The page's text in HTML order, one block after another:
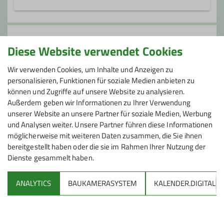
Ski-, Langlauf- und Schneeschuhtouren,
gehen rodeln, radeln oder auf
schwierig.Treffpunkt ist jeden Donnerstag
(außer an Feiertagen) ab 19.00 Uhr im
DAV-Haus: zum gemütlichen
Beisammensein, zum Besprechen der
Touren (siehe Programm) oder Planung
spontaner Aktionen nach Wetter- und
Schneelage.
Die Anmeldung zu den Touren erfolgt nur
über die Tourenleiter und nicht über das
Rucksackformular.
Die Tourenleiter kann man bei unseren
Gruppentreffen kennenlernen, man findet
Vom Einsteiger bis zum Single Trail
Könner ist bei uns alles geboten.
Kontakt aufnehmen
Anmeldung
Anmeldung und VB: 28. Mai im DAV-Haus
Anmeldung bis
28.05.2026
Diese Website verwendet Cookies
Wir verwenden Cookies, um Inhalte und Anzeigen zu
personalisieren, Funktionen für soziale Medien anbieten zu
können und Zugriffe auf unsere Website zu analysieren.
Außerdem geben wir Informationen zu Ihrer Verwendung
unserer Website an unsere Partner für soziale Medien, Werbung
und Analysen weiter. Unsere Partner führen diese Informationen
möglicherweise mit weiteren Daten zusammen, die Sie ihnen
bereitgestellt haben oder die sie im Rahmen Ihrer Nutzung der
Dienste gesammelt haben.
ANALYTICS BAUKAMERASYSTEM KALENDER.DIGITAL